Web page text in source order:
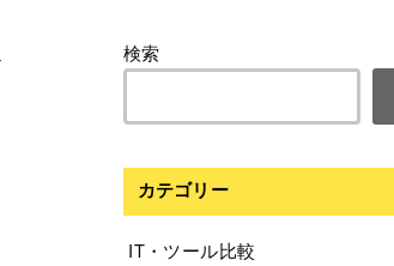
検索
カテゴリー
IT・ツール比較